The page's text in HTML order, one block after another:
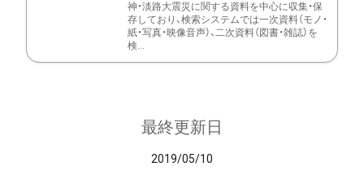
神・淡路大震災に関する資料を中心に収集・保
存しており、検索システムでは一次資料（モノ・
紙・写真・映像音声）、二次資料（図書・雑誌）を
検...
最終更新日
2019/05/10